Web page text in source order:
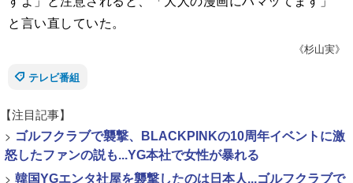
と言い直していた。
《杉山実》
テレビ番組
【注目記事】
> ゴルフクラブで襲撃、BLACKPINKの10周年イベントに激
怒したファンの説も...YG本社で女性が暴れる
> 韓国YGエンタ社屋を襲撃したのは日本人...ゴルフクラブで